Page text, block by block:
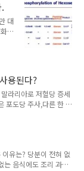
주
은
대
학
교
바
신
니
용된다?
라리아로 저혈당 증세
포도당 주사,다른 한 쪽
냈다고 말했다. 위 기
모기의 기생충인
세계적으로 가장 많
지를 보니까 성인 환
25%에게서 매우 심한
유는? 당분이 전혀 없
는 음식에도 조리 과정